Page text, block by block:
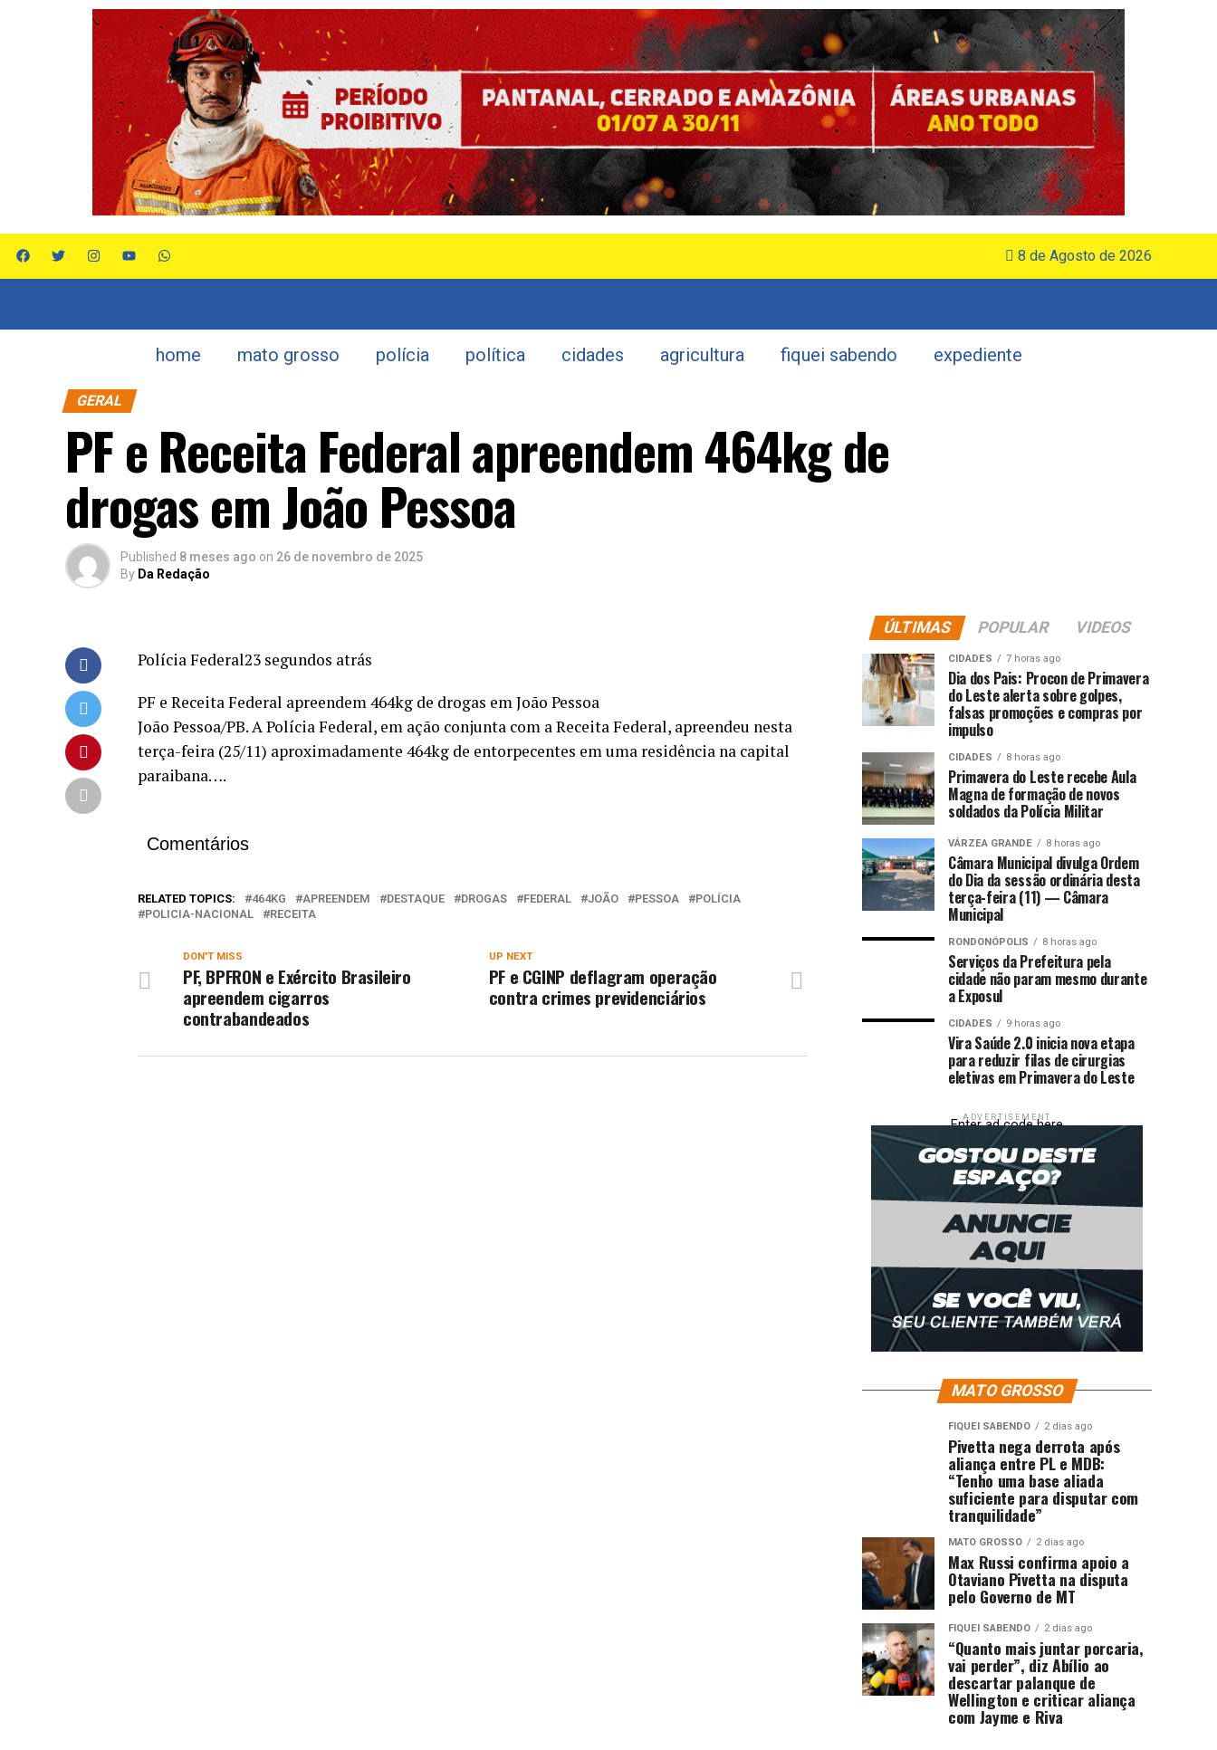
8 de Agosto de 2026
home mato grosso polícia política cidades agricultura fiquei sabendo expediente
GERAL
PF e Receita Federal apreendem 464kg de
drogas em João Pessoa
Published 8 meses ago on 26 de novembro de 2025
By Da Redação
Polícia Federal23 segundos atrás
PF e Receita Federal apreendem 464kg de drogas em João Pessoa
João Pessoa/PB. A Polícia Federal, em ação conjunta com a Receita Federal, apreendeu nesta
terça-feira (25/11) aproximadamente 464kg de entorpecentes em uma residência na capital
paraibana….
Comentários
RELATED TOPICS: 464KG APREENDEM DESTAQUE DROGAS FEDERAL JOÃO PESSOA
POLÍCIA
POLICIA-NACIONAL
RECEITA
UP NEXT
PF e CGINP deflagram operação
contra crimes previdenciários
DON'T MISS
PF, BPFRON e Exército Brasileiro
apreendem cigarros
contrabandeados
ÚLTIMAS POPULAR VIDEOS
CIDADES 7 horas ago
Dia dos Pais: Procon de Primavera
do Leste alerta sobre golpes,
falsas promoções e compras por
impulso
CIDADES 8 horas ago
Primavera do Leste recebe Aula
Magna de formação de novos
soldados da Polícia Militar
VÁRZEA GRANDE 8 horas ago
Câmara Municipal divulga Ordem
do Dia da sessão ordinária desta
terça-feira (11) — Câmara
Municipal
RONDONÓPOLIS 8 horas ago
Serviços da Prefeitura pela
cidade não param mesmo durante
a Exposul
CIDADES 9 horas ago
Vira Saúde 2.0 inicia nova etapa
para reduzir filas de cirurgias
eletivas em Primavera do Leste
ADVERTISEMENT
Enter ad code here
MATO GROSSO
FIQUEI SABENDO 2 dias ago
Pivetta nega derrota após
aliança entre PL e MDB:
“Tenho uma base aliada
suficiente para disputar com
tranquilidade”
MATO GROSSO 2 dias ago
Max Russi confirma apoio a
Otaviano Pivetta na disputa
pelo Governo de MT
FIQUEI SABENDO 2 dias ago
“Quanto mais juntar porcaria,
vai perder”, diz Abílio ao
descartar palanque de
Wellington e criticar aliança
com Jayme e Riva